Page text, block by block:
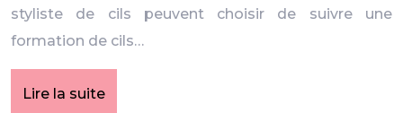
styliste de cils peuvent choisir de suivre une
formation de cils…
Lire la suite